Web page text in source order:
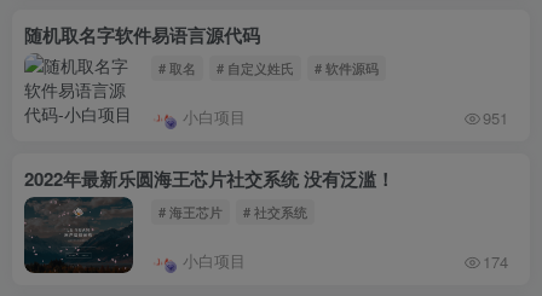
随机取名字软件易语言源代码
# 取名 # 自定义姓氏 # 软件源码
小白项目 951
2022年最新乐圆海王芯片社交系统 没有泛滥！
# 海王芯片 # 社交系统
小白项目 174